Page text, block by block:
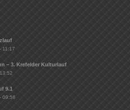
11:17
– 3. Krefelder Kulturlauf
9.1
09:56